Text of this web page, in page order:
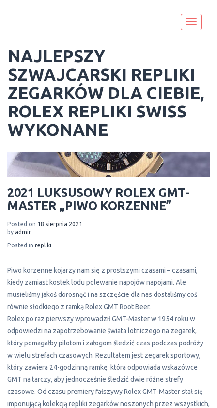
Toggle
NAJLEPSZY
SZWAJCARSKI REPLIKI
ZEGARKÓW DLA CIEBIE,
ROLEX REPLIKI SWISS
WYKONANE
2021 LUKSUSOWY ROLEX GMT-
MASTER „PIWO KORZENNE”
Posted on 18 sierpnia 2021
by admin
Posted in repliki
Piwo korzenne kojarzy nam się z prostszymi czasami – czasami,
kiedy zamiast kostek lodu polewanie napojów napojami. Ale
musieliśmy jakoś dorosnąć i na szczęście dla nas dostaliśmy coś
równie słodkiego z ramką Rolex GMT Root Beer.
Rolex po raz pierwszy wprowadził GMT-Master w 1954 roku w
odpowiedzi na zapotrzebowanie świata lotniczego na zegarek,
który pomagałby pilotom i załogom śledzić czas podczas podróży
w wielu strefach czasowych. Rezultatem jest zegarek sportowy,
który zawiera 24-godzinną ramkę, która odpowiada wskazówce
GMT na tarczy, aby jednocześnie śledzić dwie różne strefy
czasowe. Od czasu premiery fałszywy Rolex GMT-Master stał się
imponującą kolekcjąrepliki zegarkównoszonych przez wszystkich,